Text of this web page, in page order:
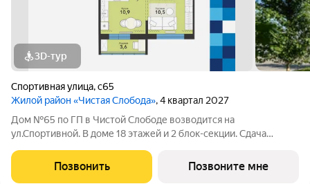
3D-тур
Спортивная улица,с65
Жилой район «Чистая Слобода», 4 квартал 2027
Дом №65 по ГП в Чистой Слободе возводится на
ул.Спортивной. В доме 18 этажей и 2 блок-секции. Сдача
жителей в доме предусмотрены: видеонаблюдение в местах
общего пользования и во дворе,
Позвонить Позвоните мне